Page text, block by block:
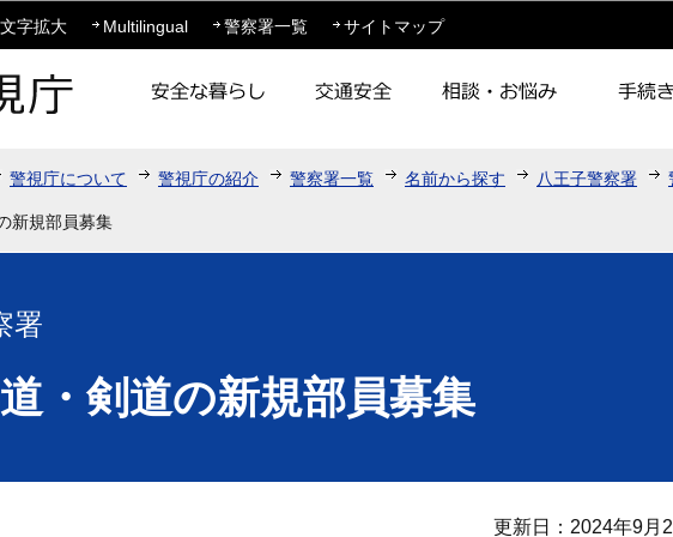
このページの本文へ移動
字拡大 Multilingual 警察署一覧 サイトマップ
警視庁について 警視庁の紹介 警察署一覧 名前から探す 八王子警察署
新規部員募集
署
・剣道の新規部員募集
更新日：2024年9月